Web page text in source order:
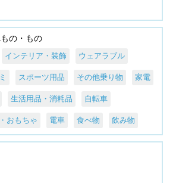
の・もの
インテリア・装飾 ウェアラブル
スポーツ用品 その他乗り物 家電
生活用品・消耗品 自転車
おもちゃ 電車 食べ物 飲み物